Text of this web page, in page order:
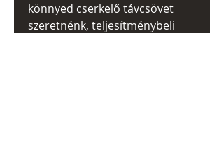
könnyed cserkelő távcsövet
szeretnénk, teljesítménybeli